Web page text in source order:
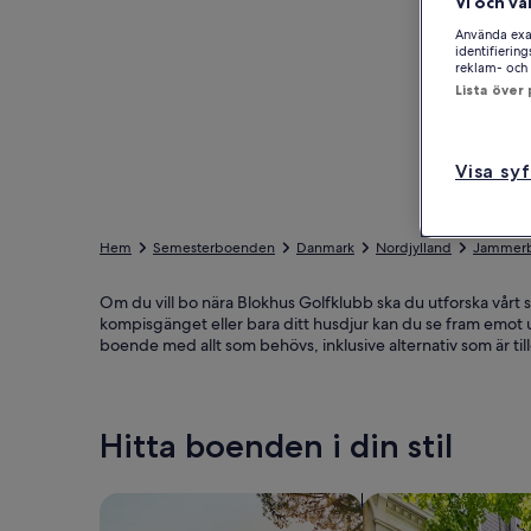
Hem Semesterboenden Danmark Nordjylland
Om du vill bo nära Blokhus Golfklubb ska du utforska
kompisgänget eller bara ditt husdjur kan du se fram
boende med allt som behövs, inklusive alternativ som är
Hitta boenden i din stil
Sök bland
Använda
reklam- och
Lista
Visa